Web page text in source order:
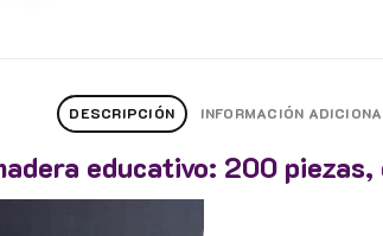
DESCRIPCIÓN INFORMACIÓN
educativo: 200